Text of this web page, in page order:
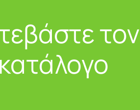
τον
κατάλογο